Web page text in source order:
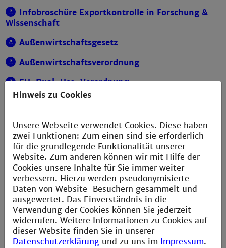
Infobroschüre Exportkontrolle in Forschung &
Wissenschaft
Außenwirtschaftsgesetz
Außenwirtschaftsverordnung
EU-Dual-Use-Verordnung
Länderbezogene Embargomaßnahmen
Personenbezogene Embargomaßnahmen
Weiterführende Informationen
Bundesamt für Wirtschaft und Ausfuhrkontrolle
US-(Re-)Exportkontrollrecht, erläutert durch
die IHK Stuttgart
Hinweis zu Cookies
Unsere Webseite verwendet Cookies. Diese haben
zwei Funktionen: Zum einen sind sie erforderlich
für die grundlegende Funktionalität unserer
Website. Zum anderen können wir mit Hilfe der
Cookies unsere Inhalte für Sie immer weiter
verbessern. Hierzu werden pseudonymisierte
Daten von Website-Besuchern gesammelt und
ausgewertet. Das Einverständnis in die
Verwendung der Cookies können Sie jederzeit
widerrufen. Weitere Informationen zu Cookies auf
dieser Website finden Sie in unserer
Datenschutzerklärung und zu uns im Impressum.